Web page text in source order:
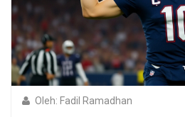
Oleh: Fadil Ramadhan